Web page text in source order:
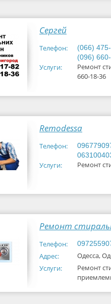
Сергей
Телефон:
(066)
(096)
Услуги:
Ремонт
660-18-36
Remodessa
Телефон:
Услуги: Ремонт
Ремонт
Телефон:
Адрес: Одесса,
Услуги:
Ремонт